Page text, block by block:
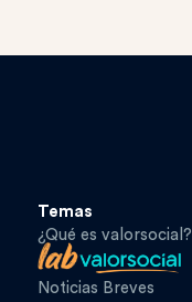
Temas
¿Qué es valorsocial?
Noticias Breves